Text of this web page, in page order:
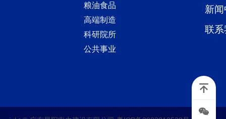
粮油食品
高端制造
科研院所
公共事业
新
联